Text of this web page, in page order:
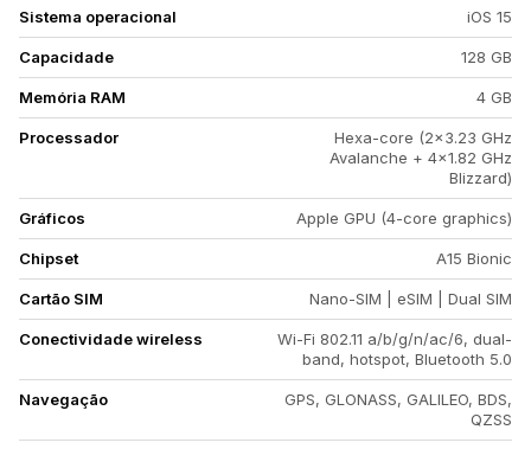
Sistema operacional iOS 15
Capacidade 128 GB
Memória RAM 4 GB
Processador
Hexa-core (2x3.23 GHz
Avalanche + 4x1.82 GHz
Blizzard)
Gráficos Apple GPU (4-core graphics)
Chipset A15 Bionic
Cartão SIM Nano-SIM | eSIM | Dual SIM
Conectividade wireless
Wi-Fi 802.11 a/b/g/n/ac/6, dual-
band, hotspot, Bluetooth 5.0
Navegação
GPS, GLONASS, GALILEO, BDS,
QZSS